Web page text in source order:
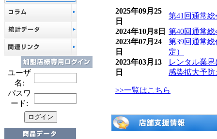
ユーザ
名:
パスワ
ード:
2025年09月25
日
第41回通常
2024年10月8日 第40回通常
2023年07月24
日
第39回通常
定）
2023年03月13
日
レンタル業
感染拡大予
>>一覧はこちら